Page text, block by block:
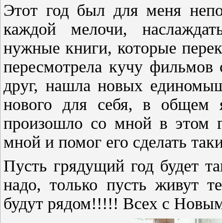
Этот год был для меня
каждой мелочи,
нужные книги, которые
пересмотрела кучу
друг, нашла новых
нового для себя, в общем
произошло со мной в этом
мной и помог его сделать
Пусть грядущий год будет
надо, только пусть живут
будут рядом!!!!! Всех с